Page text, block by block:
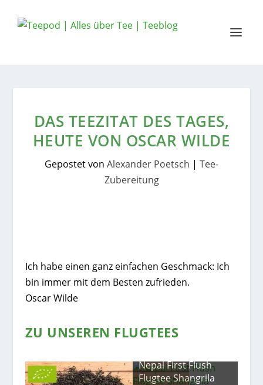
DAS TEEZITAT DES TAGES,
HEUTE VON OSCAR WILDE
Gepostet von Alexander Poetsch | Tee-
Zubereitung
Ich habe einen ganz einfachen Geschmack: Ich
bin immer mit dem Besten zufrieden.
Oscar Wilde
ZU UNSEREN FLUGTEES
Nepal First Flush
Flugtee Shangrila